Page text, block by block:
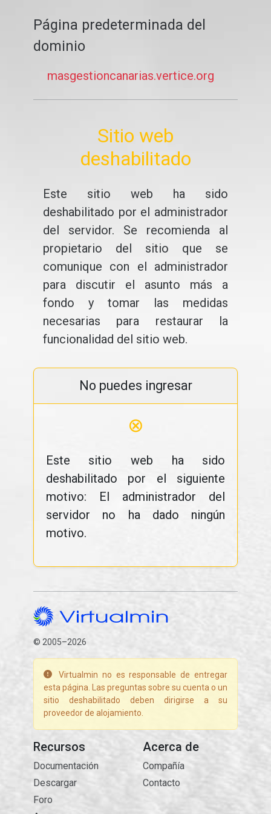
Página predeterminada del
dominio
masgestioncanarias.vertice.org
Sitio web
deshabilitado
Este sitio web ha sido
deshabilitado por el administrador
del servidor. Se recomienda al
propietario del sitio que se
comunique con el administrador
para discutir el asunto más a
fondo y tomar las medidas
necesarias para restaurar la
funcionalidad del sitio web.
No puedes ingresar
⊗
Este sitio web ha sido
deshabilitado por el siguiente
motivo: El administrador del
servidor no ha dado ningún
motivo.
© 2005–2026
Virtualmin no es responsable de entregar
esta página. Las preguntas sobre su cuenta o un
sitio deshabilitado deben dirigirse a su
proveedor de alojamiento.
Recursos
Documentación
Descargar
Foro
Acerca de
Compañía
Contacto